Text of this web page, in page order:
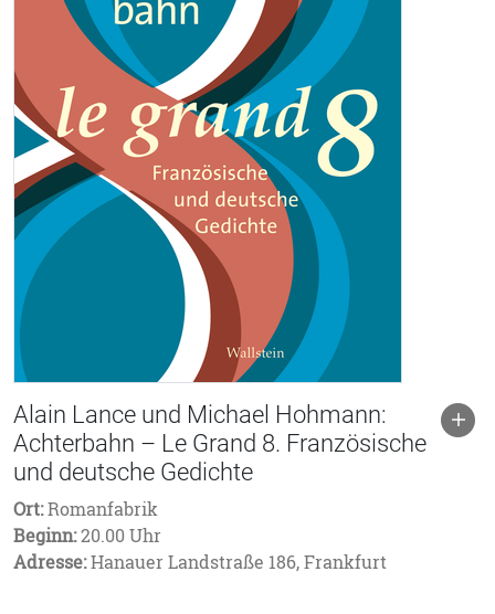
Alain Lance und Michael Hohmann:
Achterbahn – Le Grand 8. Französische
und deutsche Gedichte
Ort:Romanfabrik
Beginn:20.00 Uhr
Adresse:Hanauer Landstraße 186, Frankfurt